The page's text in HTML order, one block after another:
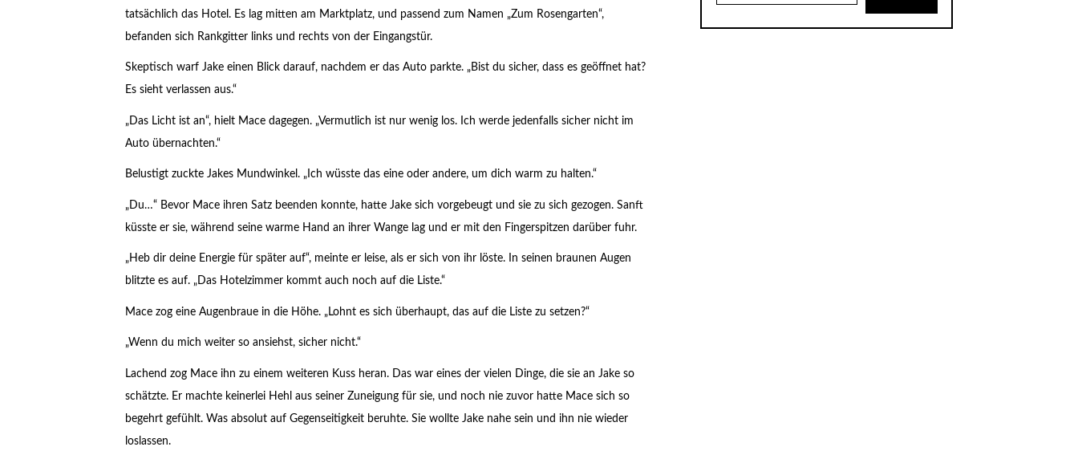
tatsächlich das Hotel. Es lag mitten am Marktplatz, und passend zum Namen „Zum Rosengarten“,
befanden sich Rankgitter links und rechts von der Eingangstür.
Skeptisch warf Jake einen Blick darauf, nachdem er das Auto parkte. „Bist du sicher, dass es geöffnet hat?
Es sieht verlassen aus.“
„Das Licht ist an“, hielt Mace dagegen. „Vermutlich ist nur wenig los. Ich werde jedenfalls sicher nicht im
Auto übernachten.“
Belustigt zuckte Jakes Mundwinkel. „Ich wüsste das eine oder andere, um dich warm zu halten.“
„Du…“ Bevor Mace ihren Satz beenden konnte, hatte Jake sich vorgebeugt und sie zu sich gezogen. Sanft
küsste er sie, während seine warme Hand an ihrer Wange lag und er mit den Fingerspitzen darüber fuhr.
„Heb dir deine Energie für später auf“, meinte er leise, als er sich von ihr löste. In seinen braunen Augen
blitzte es auf. „Das Hotelzimmer kommt auch noch auf die Liste.“
Mace zog eine Augenbraue in die Höhe. „Lohnt es sich überhaupt, das auf die Liste zu setzen?“
„Wenn du mich weiter so ansiehst, sicher nicht.“
Lachend zog Mace ihn zu einem weiteren Kuss heran. Das war eines der vielen Dinge, die sie an Jake so
schätzte. Er machte keinerlei Hehl aus seiner Zuneigung für sie, und noch nie zuvor hatte Mace sich so
begehrt gefühlt. Was absolut auf Gegenseitigkeit beruhte. Sie wollte Jake nahe sein und ihn nie wieder
loslassen.